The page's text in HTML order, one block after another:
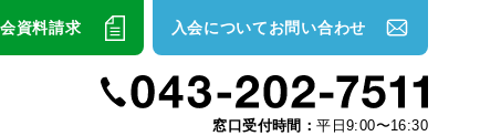
資料請求 入会についてお問い合わせ
窓口受付時間：平日9:00〜16:30